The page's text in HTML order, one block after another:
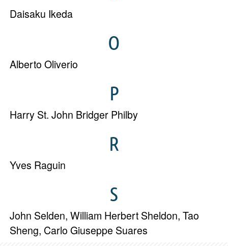
Daisaku Ikeda
O
Alberto Oliverio
P
Harry St. John Bridger Philby
R
Yves Raguin
S
John Selden, William Herbert Sheldon, Tao
Sheng, Carlo Giuseppe Suares